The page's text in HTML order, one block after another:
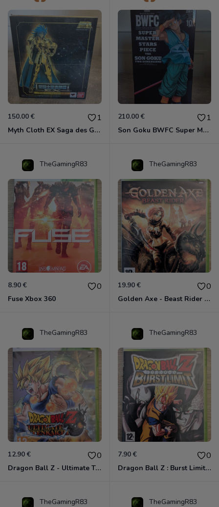
150.00 € 1
Myth Cloth EX Saga des Gémeaux
210.00 € 1
Son Goku BWFC Super Master Stars
TheGamingR83
8.90 € 0
Fuse Xbox 360
TheGamingR83
19.90 € 0
Golden Axe - Beast Rider Xbox 360
TheGamingR83
12.90 € 0
Dragon Ball Z - Ultimate Tenkaichi Xbox 360
TheGamingR83
7.90 € 0
Dragon Ball Z : Burst Limit Xbox 360
TheGamingR83 TheGamingR83